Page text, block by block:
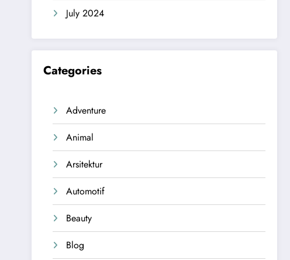
July 2024
Categories
Adventure
Animal
Arsitektur
Automotif
Beauty
Blog